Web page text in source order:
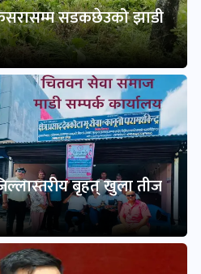
सडकछेउको झाडी
बृहत् खुला तीज